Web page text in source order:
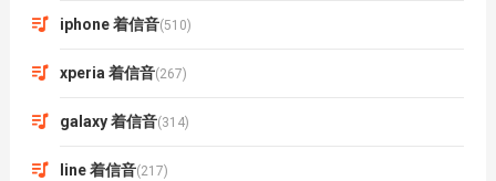
iphone 着信音(510)
xperia 着信音(267)
galaxy 着信音(314)
line 着信音(217)